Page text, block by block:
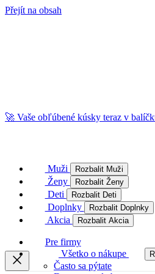
Přejít na obsah
🚀 Vaše obľúbené kúsky teraz v
Muži Rozbalit Muži
Ženy Rozbalit Ženy
Deti Rozbalit Deti
Doplnky Rozbalit Doplnky
Akcia Rozbalit Akcia
Pre firmy
Všetko o nákupe
Často sa pýtate